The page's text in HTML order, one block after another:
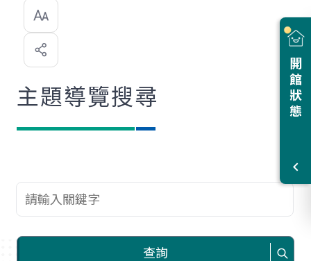
開館狀態
選
喜
歡
主題導覽搜尋
查詢關鍵字
查詢